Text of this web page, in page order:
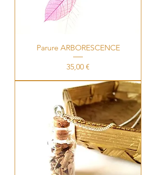
Parure ARBORESCENCE
Price
35,00 €